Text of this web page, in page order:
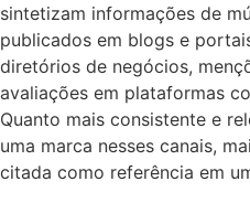
sintetizam informações de
publicados em blogs e
diretórios de negócios,
avaliações em plataformas
Quanto mais consistente e
uma marca nesses canais,
citada como referência em